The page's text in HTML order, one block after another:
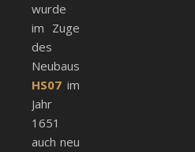
wurde
im Zuge
des
Neubaus
HS07 im
Jahr
1651
auch neu